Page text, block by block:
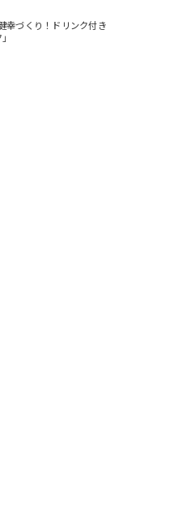
幸づくり！ドリンク付き